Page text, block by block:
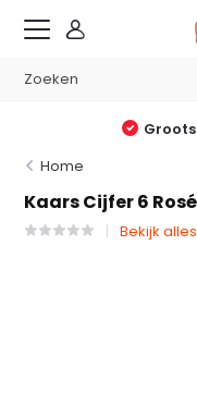
Home
Kaars Cijfer 6
Bekijk